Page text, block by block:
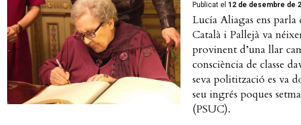
Publicat el 12 de desembre de
Lucía Aliagas ens parla
Català i Pallejà va
provinent d’una llar
consciència de classe
seva politització es va
seu ingrés poques
(PSUC).